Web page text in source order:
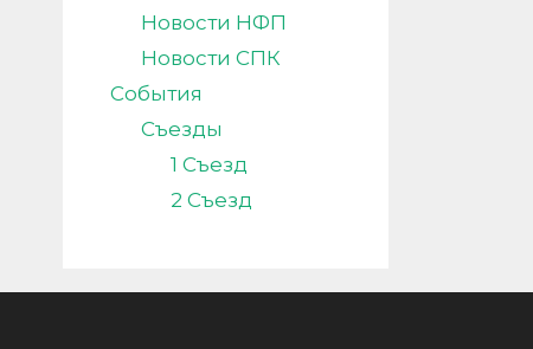
Новости НФП
Новости СПК
События
Съезды
1 Съезд
2 Съезд